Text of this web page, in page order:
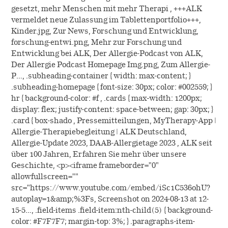
gesetzt, mehr Menschen mit mehr Therapi , +++ALK
vermeldet neue Zulassung im Tablettenportfolio+++,
Kinder.jpg, Zur News, Forschung und Entwicklung,
forschung-entwi.png, Mehr zur Forschung und
Entwicklung bei ALK, Der Allergie-Podcast von ALK,
Der Allergie Podcast Homepage Img.png, Zum Allergie-
P…, .subheading-container { width: max-content; }
.subheading-homepage { font-size: 30px; color: #002559; }
hr { background-color: #f , .cards { max-width: 1200px;
display: flex; justify-content: space-between; gap: 30px; }
.card { box-shado , Pressemitteilungen, MyTherapy-App |
Allergie-Therapiebegleitung | ALK Deutschland,
Allergie-Update 2023, DAAB-Allergietage 2023 , ALK seit
über 100 Jahren, Erfahren Sie mehr über unsere
Geschichte, <p><iframe frameborder="0"
allowfullscreen=""
src="https://www.youtube.com/embed/iSc1C536ohU?
autoplay=1&amp;%3Fs, Screenshot on 2024-08-13 at 12-
15-5…, .field-items .field-item:nth-child(5) { background-
color: #F7F7F7; margin-top: 3%; } .paragraphs-item-